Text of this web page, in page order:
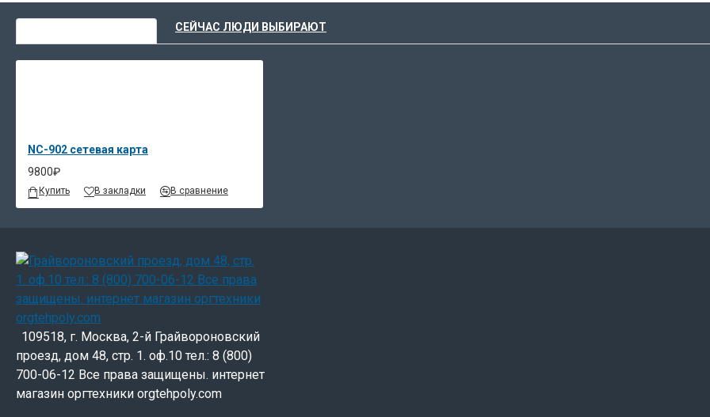
СЕЙЧАС ЛЮДИ ВЫБИРАЮТ
NC-902 сетевая карта
9800₽
Купить В закладки В сравнение
109518, г. Москва, 2-й Грайвороновский
проезд, дом 48, стр. 1. оф.10 тел.: 8 (800)
700-06-12 Все права защищены. интернет
магазин оргтехники orgtehpoly.com